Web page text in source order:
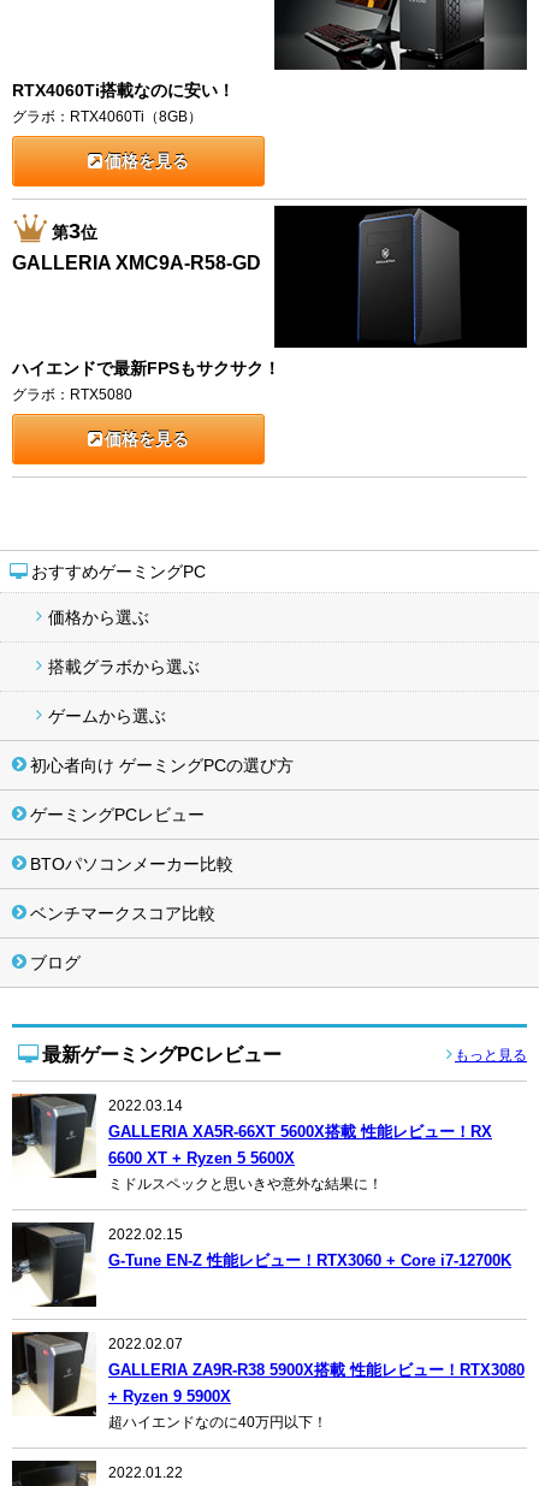
おすすめゲーミングPC
価格から選ぶ
搭載グラボから選ぶ
ゲームから選ぶ
初心者向け ゲーミングPCの選び方
ゲーミングPCレビュー
BTOパソコンメーカー比較
ベンチマークスコア比較
ブログ
最新ゲーミングPCレビュー もっと見る
2022.03.14
GALLERIA XA5R-66XT 5600X搭載 性能レビュー！RX
6600 XT + Ryzen 5 5600X
ミドルスペックと思いきや意外な結果に！
2022.02.15
G-Tune EN-Z 性能レビュー！RTX3060 + Core i7-12700K
2022.02.07
GALLERIA ZA9R-R38 5900X搭載 性能レビュー！RTX3080
+ Ryzen 9 5900X
超ハイエンドなのに40万円以下！
2022.01.22
RTX4060Ti搭載なのに安い！
グラボ：RTX4060Ti（8GB）
価格を見る
第3位
GALLERIA XMC9A-R58-GD
ハイエンドで最新FPSもサクサク！
グラボ：RTX5080
価格を見る